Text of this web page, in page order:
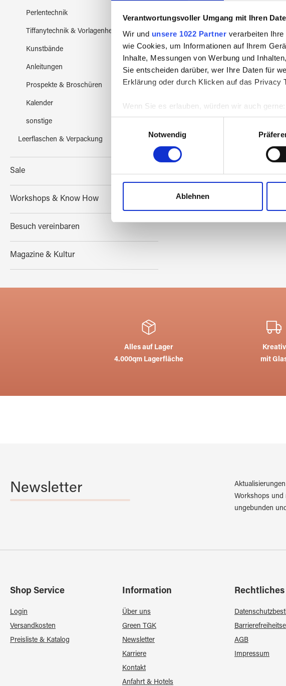
Verantwortungsvoller Umgang mit Ihren
Wir und unsere 1022 Partner verarbeiten
wie Cookies, um Informationen auf Ihrem
Inhalte, Messungen von Werbung und
Sie entscheiden darüber, wer Ihre Daten für
Erklärung oder durch Klicken auf das Privacy
Wenn Sie es erlauben, würden wir auch gerne:
Informationen über Ihre geografische
Ihr Gerät durch aktives Scannen nach
Erfahren Sie mehr darüber, wie Ihre
Einzelheitenfest.
Wir verwenden Cookies, um Inhalte und
und die Zugriffe auf unsere Website zu
Notwendig
Ablehnen
Perlentechnik
Tiffanytechnik & Vorlagenhefte
Kunstbände
Anleitungen
Prospekte & Broschüren
Kalender
sonstige
Leerflaschen & Verpackung
Sale
Workshops & Know How
Besuch vereinbaren
Magazine & Kultur
9572001
Alles auf Lager
4.000qm Lagerfläche
Kreativ
mit
Newsletter
Workshops und
ungebunden
Shop Service
Login
Versandkosten
Preisliste & Katalog
Information
Über uns
Green TGK
Newsletter
Karriere
Kontakt
Anfahrt & Hotels
Rechtliches
AGB
Impressum